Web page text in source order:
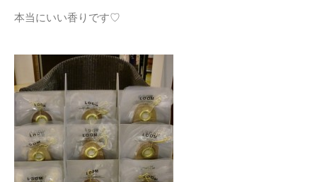
本当にいい香りです♡